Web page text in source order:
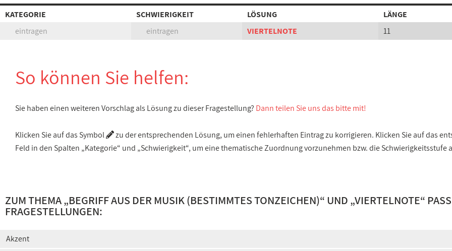
KATEGORIE SCHWIERIGKEIT LÖSUNG
LÄNGE
eintragen
eintragen VIERTELNOTE 11
So können Sie helfen:
Sie haben einen weiteren Vorschlag als Lösung zu dieser Fragestellung? Dann teilen Sie uns das bitte mit!
Klicken Sie auf das Symbol
zu der entsprechenden Lösung, um einen fehlerhaften Eintrag zu korrigieren. Klicken Sie auf das
Feld in den Spalten „Kategorie“ und „Schwierigkeit“, um eine thematische Zuordnung vorzunehmen bzw. die Schwierigkeitsstufe
ZUM THEMA „BEGRIFF AUS DER MUSIK (BESTIMMTES TONZEICHEN)“ UND „VIERTELNOTE“
FRAGESTELLUNGEN:
Akzent